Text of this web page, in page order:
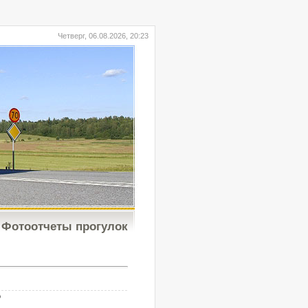
Четверг, 06.08.2026, 20:23
Фотоотчеты прогулок